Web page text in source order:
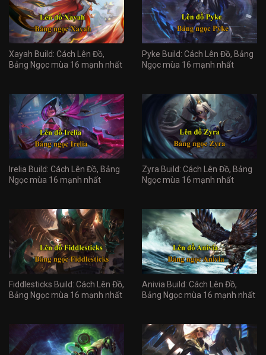
Xayah Build: Cách Lên Đồ,
Bảng Ngọc mùa 16 mạnh nhất
Pyke Build: Cách Lên Đồ, Bảng
Ngọc mùa 16 mạnh nhất
Irelia Build: Cách Lên Đồ, Bảng
Ngọc mùa 16 mạnh nhất
Zyra Build: Cách Lên Đồ, Bảng
Ngọc mùa 16 mạnh nhất
Fiddlesticks Build: Cách Lên Đồ,
Bảng Ngọc mùa 16 mạnh nhất
Anivia Build: Cách Lên Đồ,
Bảng Ngọc mùa 16 mạnh nhất